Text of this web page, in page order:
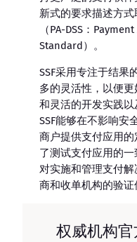
新式的要求描述方
（PA-DSS：
Standard）。
SSF采用专注于结果
多的灵活性，以便
和灵活的开发实践以
SSF能够在不影响安
商户提供支付应用的
了测试支付应用的
对实施和管理支付
商和收单机构的验证
权威机构官